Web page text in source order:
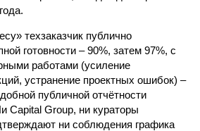
техзаказчик публично
готовности – 90%, затем 97%, с
работами (усиление
устранение проектных ошибок) –
публичной отчётности
Capital Group, ни кураторы
ни соблюдения графика